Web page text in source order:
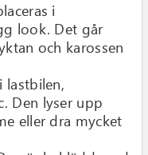
i
look. Det går
och karossen
lastbilen,
Den lyser upp
eller dra mycket